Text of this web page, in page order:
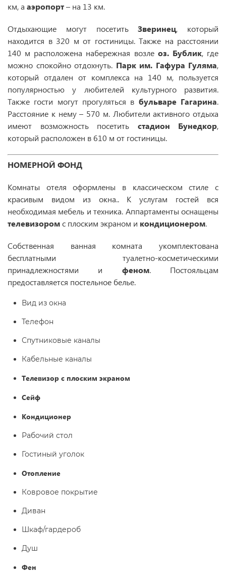
км, а аэропорт– на 13 км.
Отдыхающие могут посетитьЗверинец, который
находится в 320 м от гостиницы. Также на расстоянии
140 м расположена набережная возле оз. Бублик, где
можно спокойно отдохнуть. Парк им. Гафура Гуляма,
который отдален от комплекса на 140 м, пользуется
популярностью у любителей культурного развития.
Также гости могут прогуляться в бульваре Гагарина.
Расстояние к нему – 570 м. Любители активного отдыха
имеют возможность посетить стадион Бунедкор,
который расположен в 610 м от гостиницы.
НОМЕРНОЙ ФОНД
Комнаты отеля оформлены в классическом стиле с
красивым видом из окна.. К услугам гостей вся
необходимая мебель и техника. Аппартаменты оснащены
телевизоромс плоским экраном и кондиционером.
Собственная ванная комната укомплектована
бесплатными туалетно-косметическими
принадлежностями и феном. Постояльцам
предоставляется постельное белье.
Вид из окна
Телефон
Спутниковые каналы
Кабельные каналы
Телевизор с плоским экраном
Сейф
Кондиционер
Рабочий стол
Гостиный уголок
Отопление
Ковровое покрытие
Диван
Шкаф/гардероб
Душ
Фен